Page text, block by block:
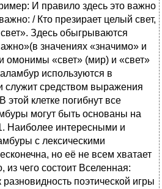
И правило здесь это важно
/ Кто презирает целый свет,
Здесь обыгрываются
значениях «значимо» и
омонимы «свет» (мир) и «свет»
используются в
служит средством выражения
этой клетке погибнут все
могут быть основаны на
Наиболее интересными и
с лексическими
но её не всем хватает
чего состоит Вселенная:
поэтической игры